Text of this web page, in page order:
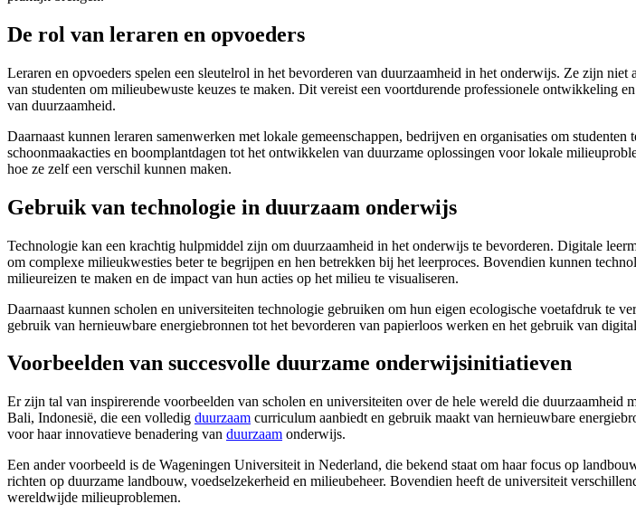
De rol van leraren en opvoeders
Leraren en opvoeders spelen een sleutelrol in het bevorderen van duurzaamheid in het onderwijs. Ze zijn
van studenten om milieubewuste keuzes te maken. Dit vereist een voortdurende professionele ontwikkeling
van duurzaamheid.
Daarnaast kunnen leraren samenwerken met lokale gemeenschappen, bedrijven en organisaties om
schoonmaakacties en boomplantdagen tot het ontwikkelen van duurzame oplossingen voor lokale
hoe ze zelf een verschil kunnen maken.
Gebruik van technologie in duurzaam onderwijs
Technologie kan een krachtig hulpmiddel zijn om duurzaamheid in het onderwijs te bevorderen. Digitale
om complexe milieukwesties beter te begrijpen en hen betrekken bij het leerproces. Bovendien kunnen
milieureizen te maken en de impact van hun acties op het milieu te visualiseren.
Daarnaast kunnen scholen en universiteiten technologie gebruiken om hun eigen ecologische voetafdruk te
gebruik van hernieuwbare energiebronnen tot het bevorderen van papierloos werken en het gebruik van
Voorbeelden van succesvolle duurzame onderwijsinitiatieven
Er zijn tal van inspirerende voorbeelden van scholen en universiteiten over de hele wereld die duurzaamheid
Bali, Indonesië, die een volledig duurzaam curriculum aanbiedt en gebruik maakt van hernieuwbare
voor haar innovatieve benadering van duurzaam onderwijs.
Een ander voorbeeld is de Wageningen Universiteit in Nederland, die bekend staat om haar focus op
richten op duurzame landbouw, voedselzekerheid en milieubeheer. Bovendien heeft de universiteit
wereldwijde milieuproblemen.